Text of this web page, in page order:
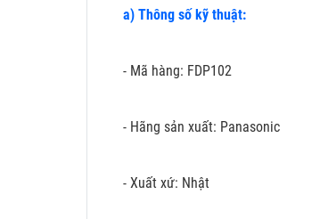
a) Thông số kỹ thuật:
- Mã hàng: FDP102
- Hãng sản xuất: Panasonic
- Xuất xứ: Nhật